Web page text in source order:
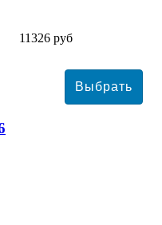
11326 руб